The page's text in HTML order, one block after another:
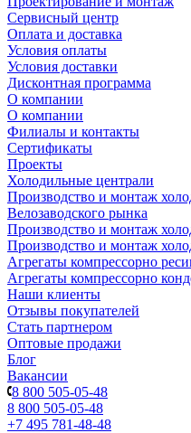
Сервисный центр
Оплата и доставка
Условия оплаты
Условия доставки
Дисконтная программа
О компании
О компании
Филиалы и контакты
Сертификаты
Проекты
Холодильные централи
Производство и монтаж
Велозаводского рынка
Производство и монтаж
Производство и монтаж
Агрегаты компрессорно
Агрегаты компрессорно
Наши клиенты
Отзывы покупателей
Стать партнером
Оптовые продажи
Блог
Вакансии
8 800 505-05-48
8 800 505-05-48
+7 495 781-48-48